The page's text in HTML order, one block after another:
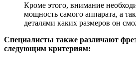
Кроме этого, внимание
мощность самого аппарата, а
деталями каких размеров он
Специалисты также различают
следующим критериям: